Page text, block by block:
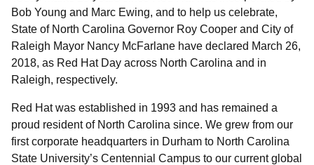
Bob Young and Marc Ewing, and to help us celebrate,
State of North Carolina Governor Roy Cooper and City of
Raleigh Mayor Nancy McFarlane have declared March 26,
2018, as Red Hat Day across North Carolina and in
Raleigh, respectively.
Red Hat was established in 1993 and has remained a
proud resident of North Carolina since. We grew from our
first corporate headquarters in Durham to North Carolina
State University’s Centennial Campus to our current global